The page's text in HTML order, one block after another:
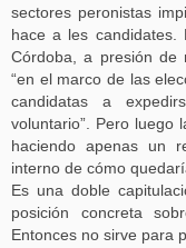
sectores peronistas
hace a les
Córdoba, a presión de
“en el marco de las
candidatas a
voluntario”. Pero luego
haciendo apenas un
interno de cómo
Es una doble
posición concreta
Entonces no sirve para